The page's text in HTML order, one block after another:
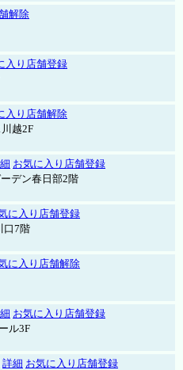
解除
入り店舗登録
入り店舗解除
越2F
お気に入り店舗登録
デン春日部2階
に入り店舗登録
口7階
に入り店舗解除
お気に入り店舗登録
ル3F
詳細 お気に入り店舗登録